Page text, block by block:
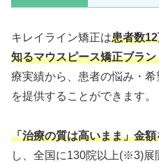
キレイライン矯正は患者数
知るマウスピース矯正ブラ
療実績から、患者の悩み・
を提供することができます。
「治療の質は高いまま」金
し、全国に130院以上(※3)展